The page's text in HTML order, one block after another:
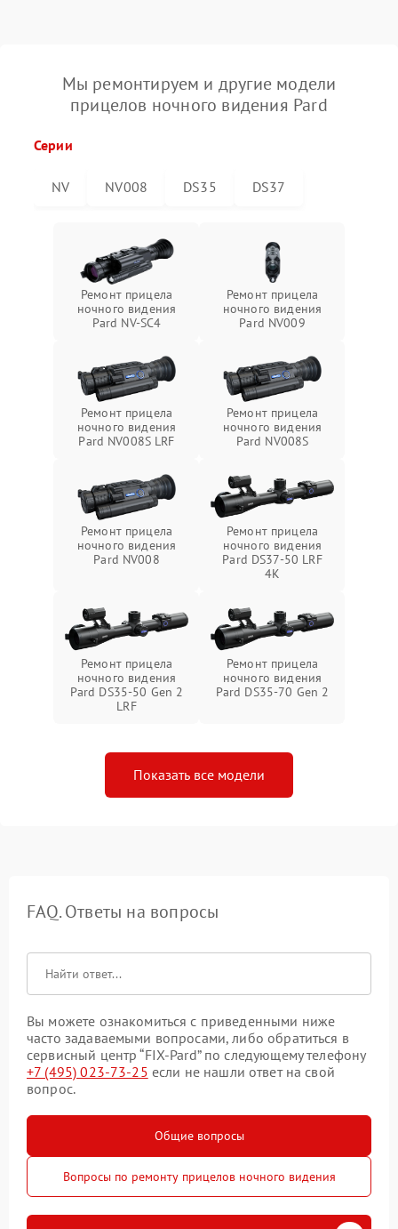
Мы ремонтируем и другие модели
прицелов ночного видения Pard
Серии
NV NV008 DS35 DS37
Ремонт прицела
ночного видения
Pard NV-SC4
Ремонт прицела
ночного видения
Pard NV009
Ремонт прицела
ночного видения
Pard NV008S LRF
Ремонт прицела
ночного видения
Pard NV008S
Ремонт прицела
ночного видения
Pard NV008
Ремонт прицела
ночного видения
Pard DS37-50 LRF
4K
Ремонт прицела
ночного видения
Pard DS35-50 Gen 2
LRF
Ремонт прицела
ночного видения
Pard DS35-70 Gen 2
Показать все модели
FAQ. Ответы на вопросы
Вы можете ознакомиться с приведенными ниже
часто задаваемыми вопросами, либо обратиться в
сервисный центр “FIX-Pard” по следующему телефону
+7 (495) 023-73-25 если не нашли ответ на свой
вопрос.
Общие вопросы
Вопросы по ремонту прицелов ночного видения